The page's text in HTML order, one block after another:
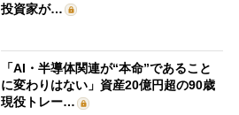
投資家が…
「AI・半導体関連が“本命”であること
に変わりはない」資産20億円超の90歳
現役トレー…